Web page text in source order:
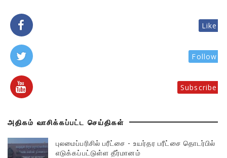
Like
Follow
Subscribe
அதிகம் வாசிக்கப்பட்ட செய்திகள்
புலமைப்பரிசில் பரீட்சை - உயர்தர பரீட்சை தொடர்பில்
எடுக்கப்பட்டுள்ள தீர்மானம்